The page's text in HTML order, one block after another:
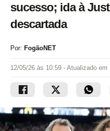
sucesso; ida à
descartada
Por: FogãoNET
12/05/26 às 10:59 - Atualizado em